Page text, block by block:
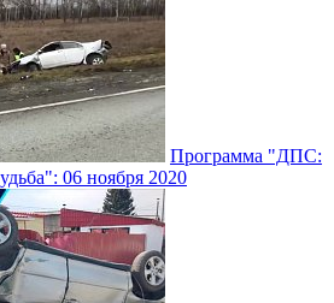
Программа "ДПС:
06 ноября 2020